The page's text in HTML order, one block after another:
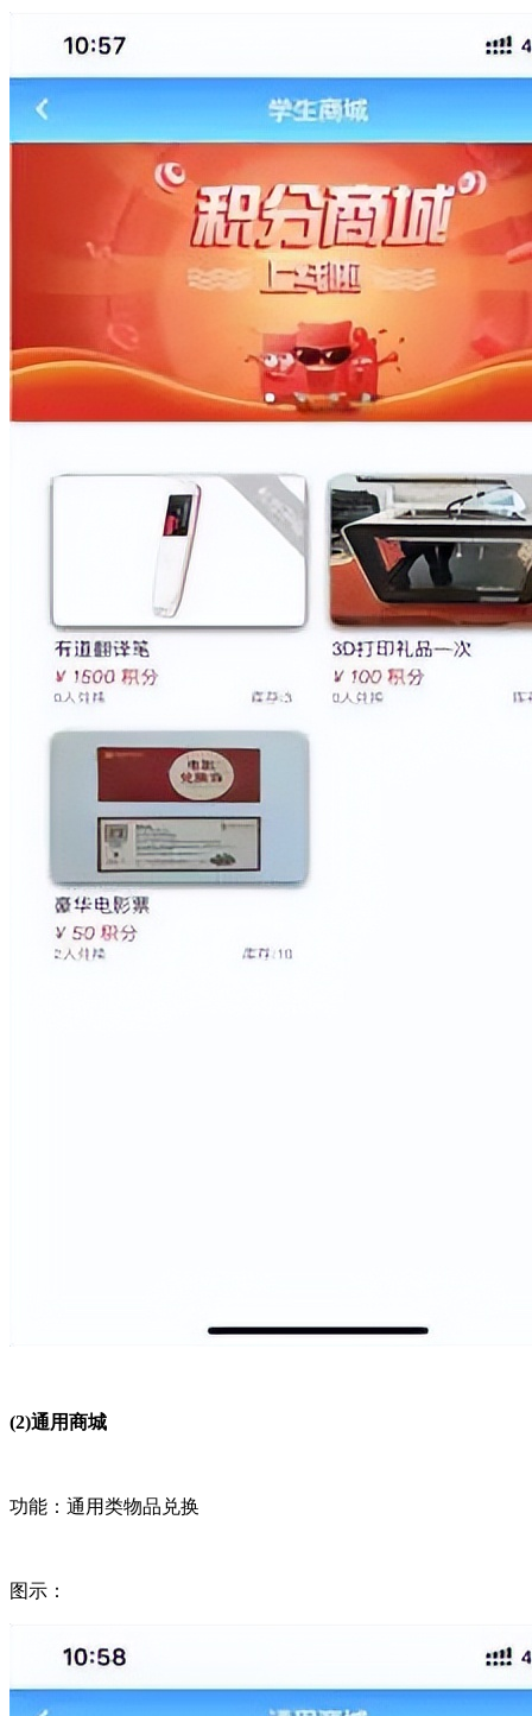
(2)通用商城
功能：通用类物品兑换
图示：